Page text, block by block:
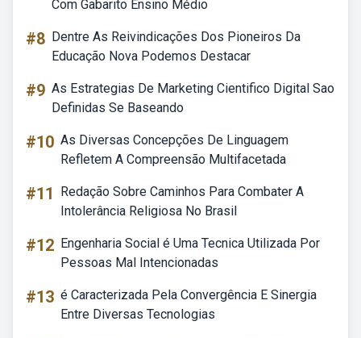
Com Gabarito Ensino Médio
#8 Dentre As Reivindicações Dos Pioneiros Da
Educação Nova Podemos Destacar
#9 As Estrategias De Marketing Cientifico Digital Sao
Definidas Se Baseando
#10 As Diversas Concepções De Linguagem
Refletem A Compreensão Multifacetada
#11
Redação Sobre Caminhos Para Combater A
Intolerância Religiosa No Brasil
#12 Engenharia Social é Uma Tecnica Utilizada Por
Pessoas Mal Intencionadas
#13 é Caracterizada Pela Convergência E Sinergia
Entre Diversas Tecnologias